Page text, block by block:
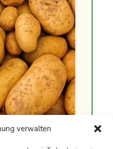
verwalten